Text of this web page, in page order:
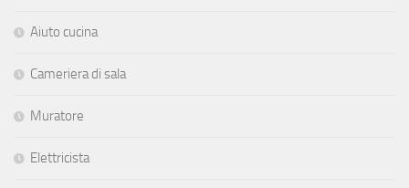
Aiuto cucina
Cameriera di sala
Muratore
Elettricista